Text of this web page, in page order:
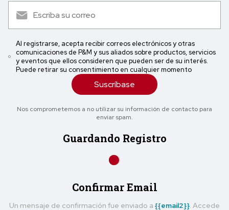
Al registrarse, acepta recibir correos electrónicos y otras
comunicaciones de P&M y sus aliados sobre productos, servicios
y eventos que ellos consideren que pueden ser de su interés.
Puede retirar su consentimiento en cualquier momento
Suscríbase
Nos comprometemos a no utilizar su información de contacto para
enviar spam.
Guardando Registro
Confirmar Email
Un mensaje de confirmación fue enviado a {{email2}} . Accede